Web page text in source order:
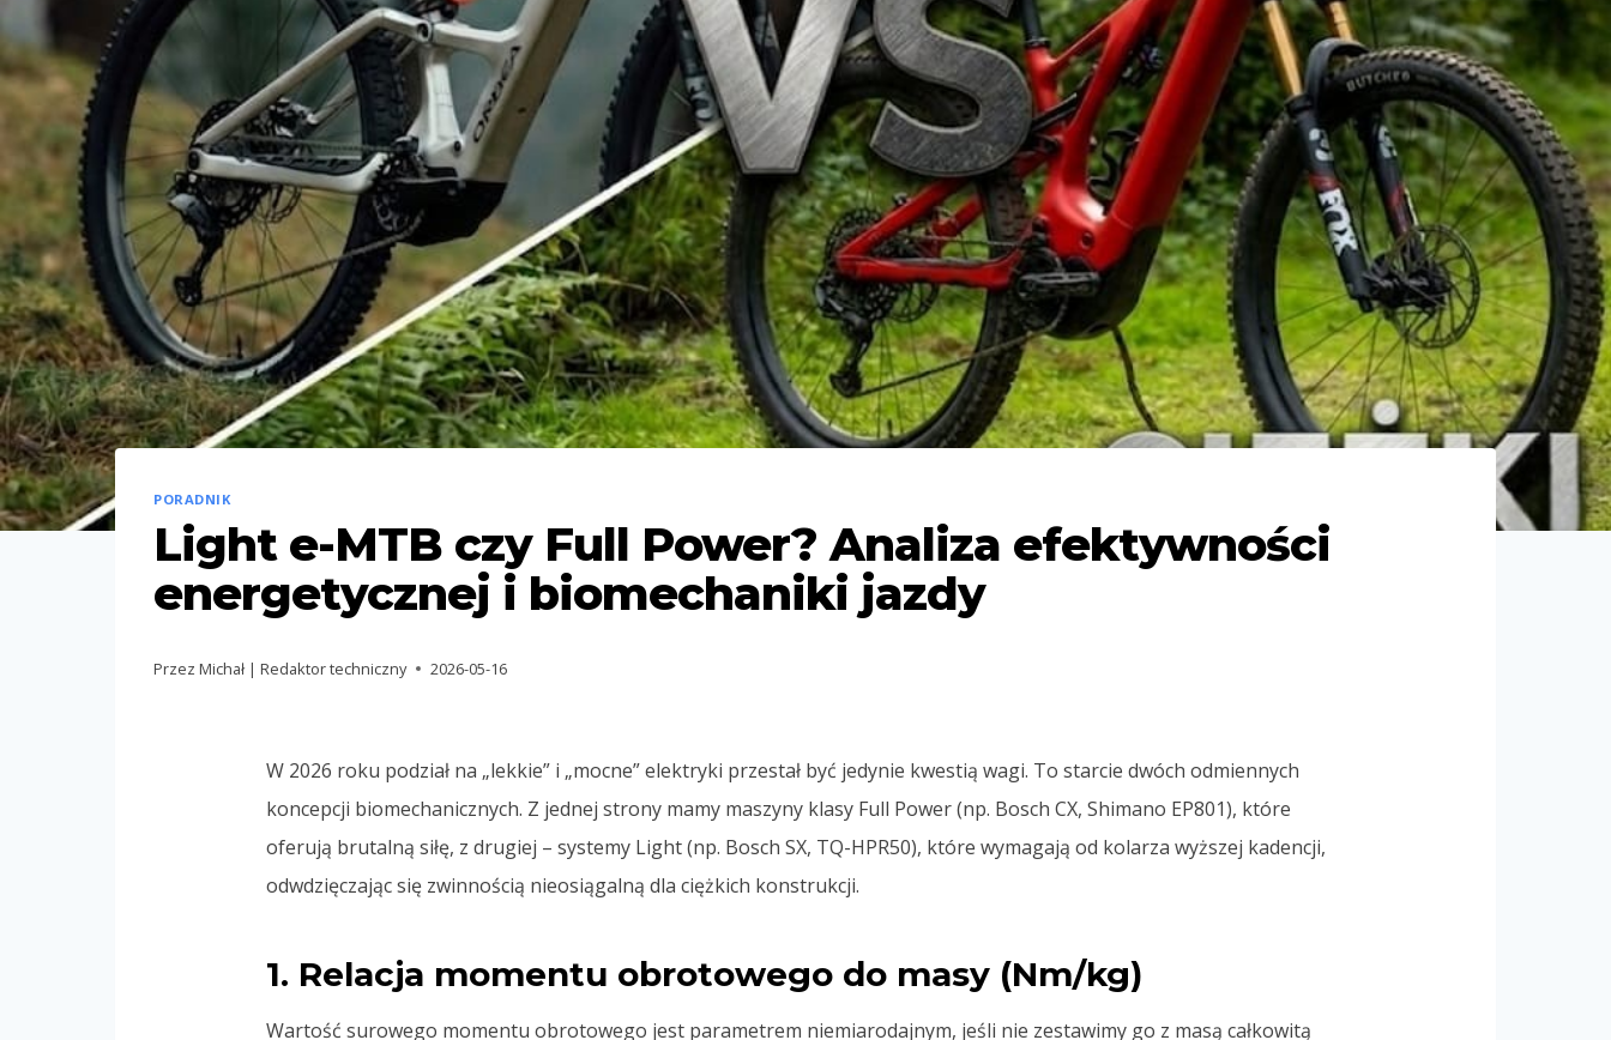
PORADNIK
Light e-MTB czy Full Power? Analiza efektywności
energetycznej i biomechaniki jazdy
Przez Michał | Redaktor techniczny 2026-05-16
W 2026 roku podział na „lekkie” i „mocne” elektryki przestał być jedynie kwestią wagi. To starcie dwóch odmiennych
koncepcji biomechanicznych. Z jednej strony mamy maszyny klasy Full Power (np. Bosch CX, Shimano EP801), które
oferują brutalną siłę, z drugiej – systemy Light (np. Bosch SX, TQ-HPR50), które wymagają od kolarza wyższej kadencji,
odwdzięczając się zwinnością nieosiągalną dla ciężkich konstrukcji.
1. Relacja momentu obrotowego do masy (Nm/kg)
Wartość surowego momentu obrotowego jest parametrem niemiarodajnym, jeśli nie zestawimy go z masą całkowitą